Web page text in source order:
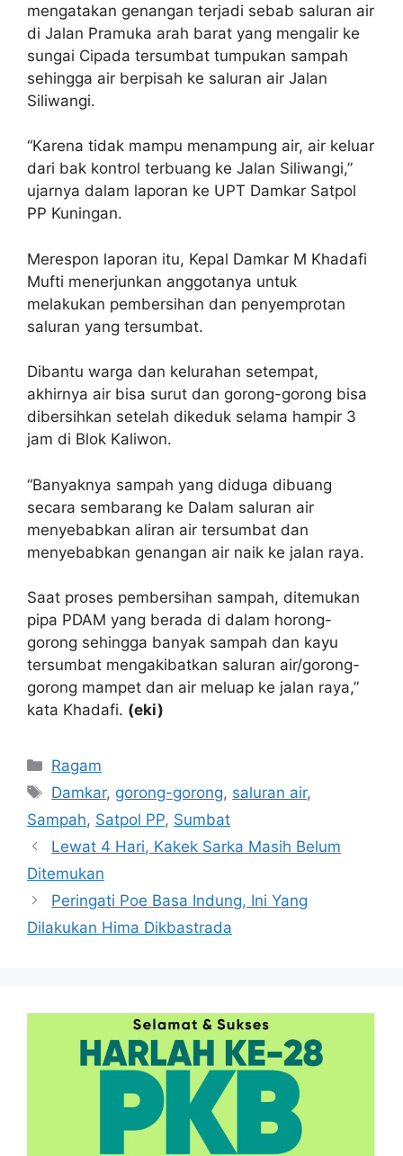
mengatakan genangan terjadi sebab saluran air
di Jalan Pramuka arah barat yang mengalir ke
sungai Cipada tersumbat tumpukan sampah
sehingga air berpisah ke saluran air Jalan
Siliwangi.
“Karena tidak mampu menampung air, air keluar
dari bak kontrol terbuang ke Jalan Siliwangi,”
ujarnya dalam laporan ke UPT Damkar Satpol
PP Kuningan.
Merespon laporan itu, Kepal Damkar M Khadafi
Mufti menerjunkan anggotanya untuk
melakukan pembersihan dan penyemprotan
saluran yang tersumbat.
Dibantu warga dan kelurahan setempat,
akhirnya air bisa surut dan gorong-gorong bisa
dibersihkan setelah dikeduk selama hampir 3
jam di Blok Kaliwon.
“Banyaknya sampah yang diduga dibuang
secara sembarang ke Dalam saluran air
menyebabkan aliran air tersumbat dan
menyebabkan genangan air naik ke jalan raya.
Saat proses pembersihan sampah, ditemukan
pipa PDAM yang berada di dalam horong-
gorong sehingga banyak sampah dan kayu
tersumbat mengakibatkan saluran air/gorong-
gorong mampet dan air meluap ke jalan raya,”
kata Khadafi. (eki)
Kategori
Ragam
Tag
Damkar, gorong-gorong, saluran air,
Sampah, Satpol PP, Sumbat
Lewat 4 Hari, Kakek Sarka Masih Belum
Ditemukan
Peringati Poe Basa Indung, Ini Yang
Dilakukan Hima Dikbastrada